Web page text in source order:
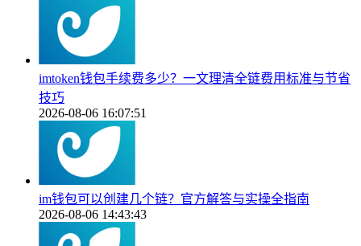
imtoken钱包手续费多少？一文理清全链费用标准与节省
技巧
2026-08-06 16:07:51
im钱包可以创建几个链？官方解答与实操全指南
2026-08-06 14:43:43